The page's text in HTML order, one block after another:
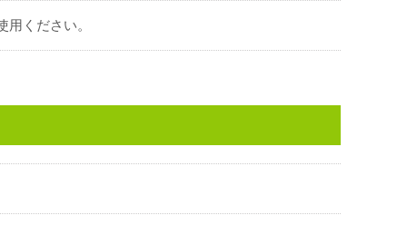
ください。